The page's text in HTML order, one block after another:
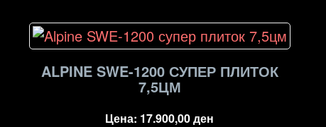
ALPINE SWE-1200 СУПЕР ПЛИТОК
7,5ЦМ
Цена: 17.900,00ден